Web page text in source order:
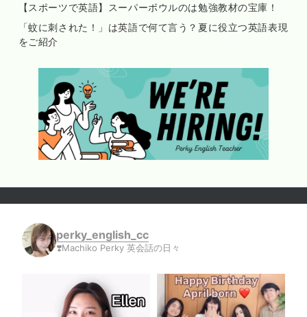
【スポーツで英語】スーパーボウルのは勉強教材の宝庫！
「蚊に刺された！」は英語で何て言う？夏に役立つ英語表現
をご紹介
perky_english_cc
❣️Machiko Perky 英会話の日々